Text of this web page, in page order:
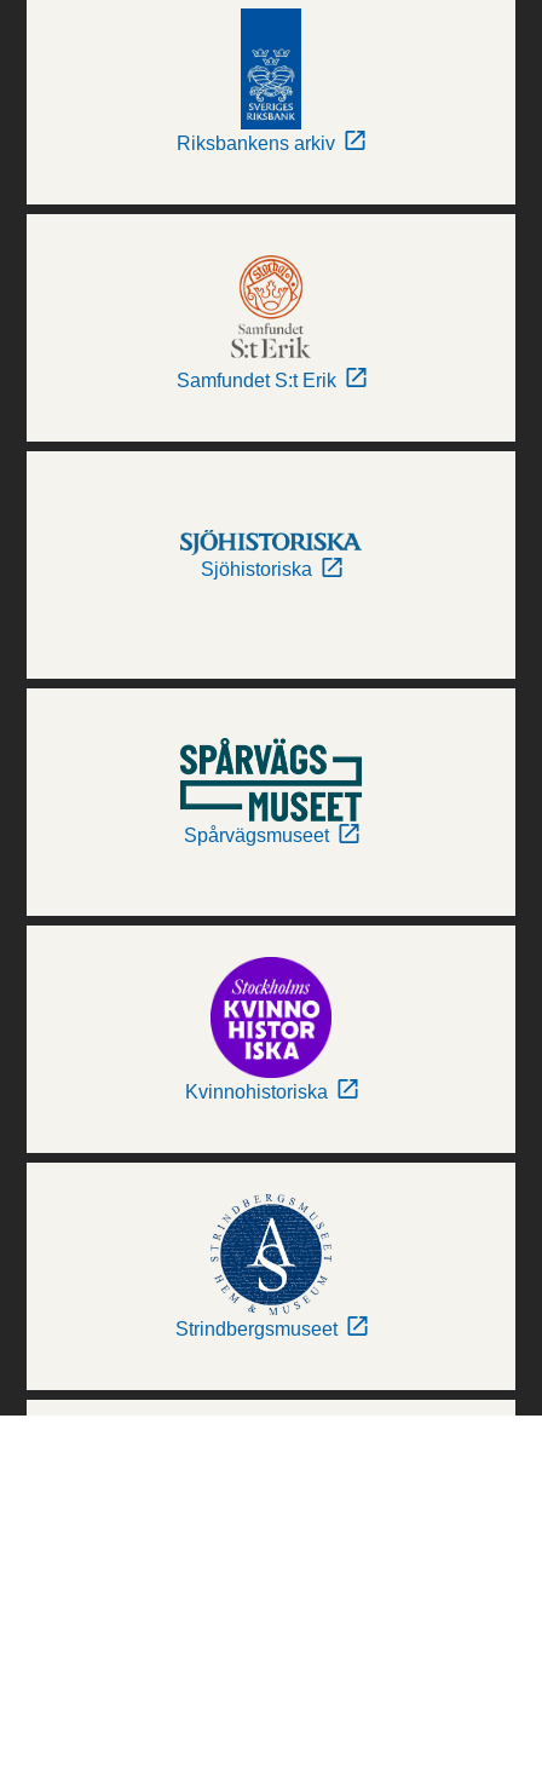
Riksbankens arkiv
Samfundet S:t Erik
Sjöhistoriska
Spårvägsmuseet
Kvinnohistoriska
Strindbergsmuseet